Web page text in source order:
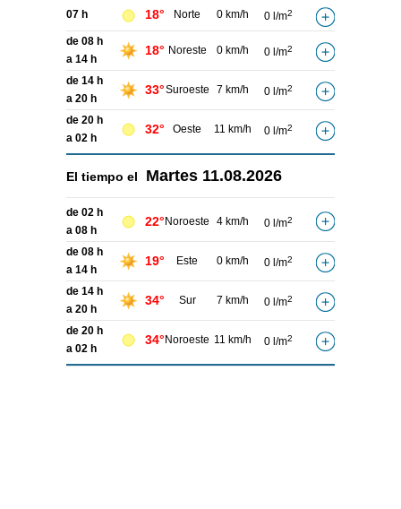
07 h 18° Norte 0 km/h 0 l/m2
de 08 h
a 14 h
18° Noreste 0 km/h 0 l/m2
de 14 h
a 20 h
33°Suroeste 7 km/h 0 l/m2
de 20 h
a 02 h
32° Oeste 11 km/h 0 l/m2
El tiempo el Martes 11.08.2026
de 02 h
a 08 h
22° Noroeste 4 km/h 0 l/m2
de 08 h
a 14 h
19° Este 0 km/h 0 l/m2
de 14 h
a 20 h
34° Sur 7 km/h 0 l/m2
de 20 h
a 02 h
34° Noroeste 11 km/h 0 l/m2